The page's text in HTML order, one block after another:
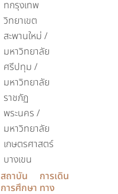
ทกรุงเทพ
วิทยาเขต
สะพานใหม่ /
มหาวิทยาลัย
ศรีปทุม /
มหาวิทยาลัย
ราชภัฏ
พระนคร /
มหาวิทยาลัย
เกษตรศาสตร์
บางเขน
สถาบัน
การศึกษา
การเดิน
ทาง